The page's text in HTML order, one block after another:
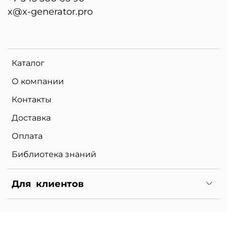
Каталог
О компании
Контакты
Доставка
Оплата
Библиотека знаний
Для клиентов
x@x-generator.pro